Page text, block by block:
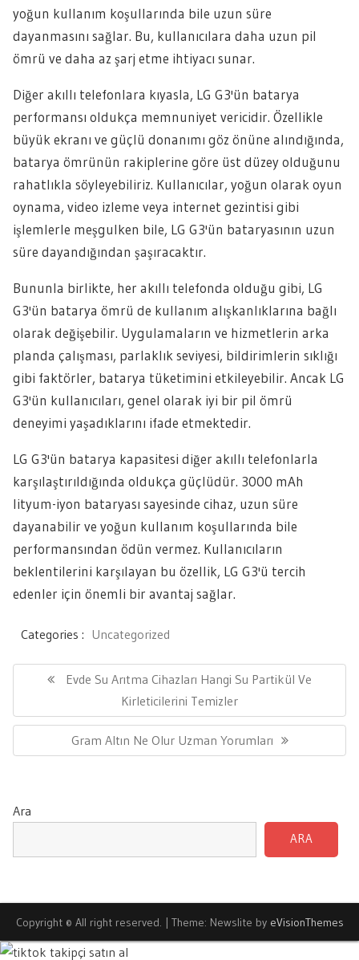
yoğun kullanım koşullarında bile uzun süre
dayanmasını sağlar. Bu, kullanıcılara daha uzun pil
ömrü ve daha az şarj etme ihtiyacı sunar.
Diğer akıllı telefonlara kıyasla, LG G3'ün batarya
performansı oldukça memnuniyet vericidir. Özellikle
büyük ekranı ve güçlü donanımı göz önüne alındığında,
batarya ömrünün rakiplerine göre üst düzey olduğunu
rahatlıkla söyleyebiliriz. Kullanıcılar, yoğun olarak oyun
oynama, video izleme veya internet gezintisi gibi
işlemlerle meşgulken bile, LG G3'ün bataryasının uzun
süre dayandığından şaşıracaktır.
Bununla birlikte, her akıllı telefonda olduğu gibi, LG
G3'ün batarya ömrü de kullanım alışkanlıklarına bağlı
olarak değişebilir. Uygulamaların ve hizmetlerin arka
planda çalışması, parlaklık seviyesi, bildirimlerin sıklığı
gibi faktörler, batarya tüketimini etkileyebilir. Ancak LG
G3'ün kullanıcıları, genel olarak iyi bir pil ömrü
deneyimi yaşadıklarını ifade etmektedir.
LG G3'ün batarya kapasitesi diğer akıllı telefonlarla
karşılaştırıldığında oldukça güçlüdür. 3000 mAh
lityum-iyon bataryası sayesinde cihaz, uzun süre
dayanabilir ve yoğun kullanım koşullarında bile
performansından ödün vermez. Kullanıcıların
beklentilerini karşılayan bu özellik, LG G3'ü tercih
edenler için önemli bir avantaj sağlar.
Categories : Uncategorized
gezinmesiPrevious
Evde Su Arıtma Cihazları Hangi Su Partikül Ve
Kirleticilerini Temizler
Next
Post:
Gram Altın Ne Olur Uzman Yorumları
Ara
ARA
Copyright © All right reserved. | Theme: Newslite by eVisionThemes